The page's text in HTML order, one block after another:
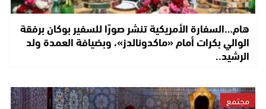
هام…السفارة الأمريكية تنشر صورًا للسفير بوكان برفقة
الوالي بكرات أمام «ماكدونالدز»، وبضيافة العمدة ولد
الرشيد..
مجتمع